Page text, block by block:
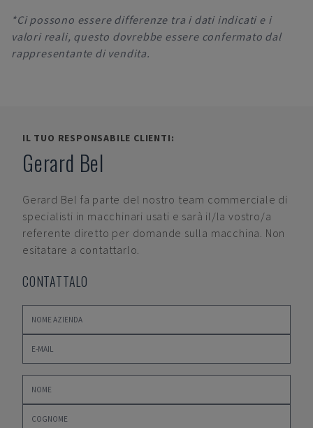
*Ci possono essere differenze tra i dati indicati e i
valori reali, questo dovrebbe essere confermato dal
rappresentante di vendita.
IL TUO RESPONSABILE CLIENTI:
Gerard Bel
Gerard Bel fa parte del nostro team commerciale di
specialisti in macchinari usati e sarà il/la vostro/a
referente diretto per domande sulla macchina. Non
esitatare a contattarlo.
CONTATTALO